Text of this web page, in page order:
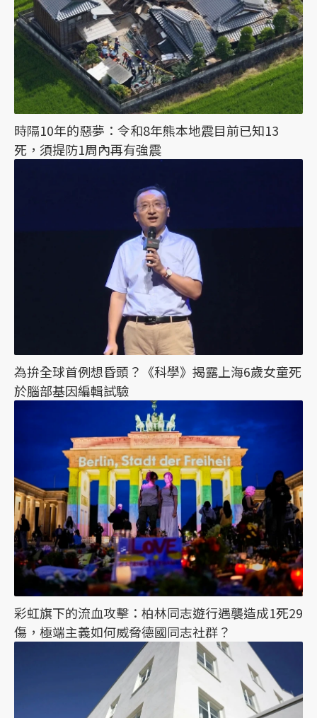
時隔10年的惡夢：令和8年熊本地震目前已知13
死，須提防1周內再有強震
為拚全球首例想昏頭？《科學》揭露上海6歲女童死
於腦部基因編輯試驗
彩虹旗下的流血攻擊：柏林同志遊行遇襲造成1死29
傷，極端主義如何威脅德國同志社群？